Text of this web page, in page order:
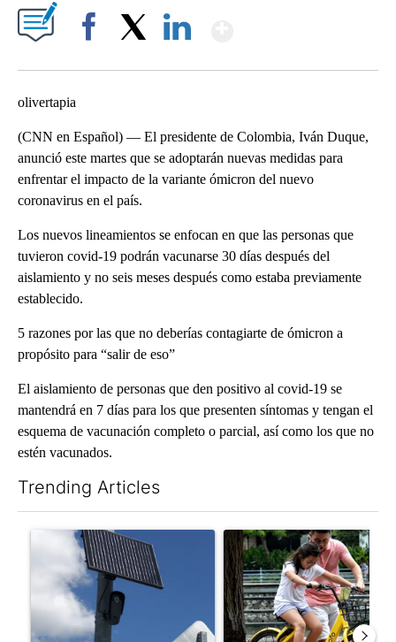
olivertapia
(CNN en Español) — El presidente de Colombia, Iván Duque,
anunció este martes que se adoptarán nuevas medidas para
enfrentar el impacto de la variante ómicron del nuevo
coronavirus en el país.
Los nuevos lineamientos se enfocan en que las personas que
tuvieron covid-19 podrán vacunarse 30 días después del
aislamiento y no seis meses después como estaba previamente
establecido.
5 razones por las que no deberías contagiarte de ómicron a
propósito para “salir de eso”
El aislamiento de personas que den positivo al covid-19 se
mantendrá en 7 días para los que presenten síntomas y tengan el
esquema de vacunación completo o parcial, así como los que no
estén vacunados.
Trending Articles
A trending article titled "Flock cameras: Crime prevention
A trending article titled "E-